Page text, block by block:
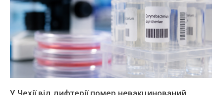
У Чехії від дифтерії помер невакцинований